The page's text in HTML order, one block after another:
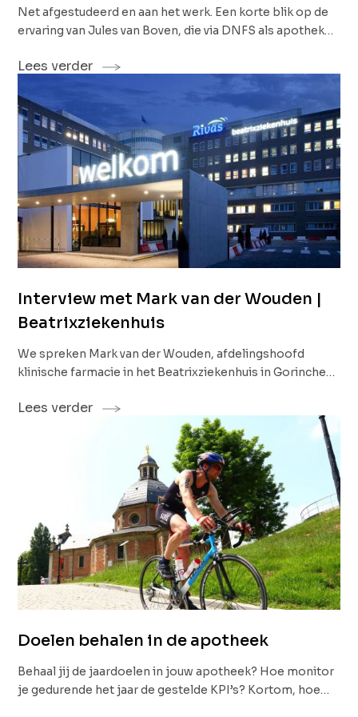
Net afgestudeerd en aan het werk. Een korte blik op de
ervaring van Jules van Boven, die via DNFS als apotheker
Nederland (FSS NL). Onlangs is hij gestart bij deze
mooie organisatie in Hoogeveen. Tijdens zijn studie
werd zijn interesse voor het ontwikkelen van medicijnen
gewekt, onder andere door het vak productzorg. Zijn
ambitie om in zijn eerste baan vooral inhoudelijk en met
het product bezig te zijn, is inmiddels waargemaakt.
Lees verder
Interview met Mark van der Wouden |
Beatrixziekenhuis
We spreken Mark van der Wouden, afdelingshoofd
klinische farmacie in het Beatrixziekenhuis in Gorinchem.
bieden het Beatrixziekenhuis vanuit DNFS
ondersteuning wanneer de organisatie behoefte heeft
aan nieuw of extra personeel. We zijn Mark dankbaar dat
hij de tijd wilde nemen om zijn inzichten en uitdagingen
van de afgelopen tijd met ons te delen.<br />
Lees verder
Doelen behalen in de apotheek
Behaal jij de jaardoelen in jouw apotheek? Hoe monitor
je gedurende het jaar de gestelde KPI’s? Kortom, hoe